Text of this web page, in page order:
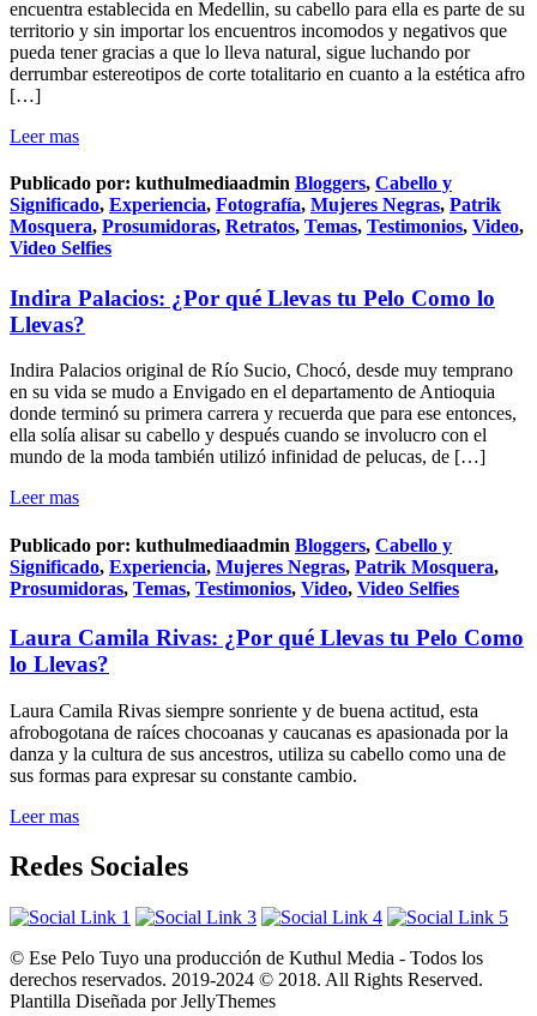
encuentra establecida en Medellin, su cabello para ella es parte de su
territorio y sin importar los encuentros incomodos y negativos que
pueda tener gracias a que lo lleva natural, sigue luchando por
derrumbar estereotipos de corte totalitario en cuanto a la estética afro
[…]
Leer mas
Publicado por: kuthulmediaadmin Bloggers, Cabello y
Significado, Experiencia, Fotografía, Mujeres Negras, Patrik
Mosquera, Prosumidoras, Retratos, Temas, Testimonios, Video,
Video Selfies
Indira Palacios: ¿Por qué Llevas tu Pelo Como lo
Llevas?
Indira Palacios original de Río Sucio, Chocó, desde muy temprano
en su vida se mudo a Envigado en el departamento de Antioquia
donde terminó su primera carrera y recuerda que para ese entonces,
ella solía alisar su cabello y después cuando se involucro con el
mundo de la moda también utilizó infinidad de pelucas, de […]
Leer mas
Publicado por: kuthulmediaadmin Bloggers, Cabello y
Significado, Experiencia, Mujeres Negras, Patrik Mosquera,
Prosumidoras, Temas, Testimonios, Video, Video Selfies
Laura Camila Rivas: ¿Por qué Llevas tu Pelo Como
lo Llevas?
Laura Camila Rivas siempre sonriente y de buena actitud, esta
afrobogotana de raíces chocoanas y caucanas es apasionada por la
danza y la cultura de sus ancestros, utiliza su cabello como una de
sus formas para expresar su constante cambio.
Leer mas
Redes Sociales
© Ese Pelo Tuyo una producción de Kuthul Media - Todos los
derechos reservados. 2019-2024 © 2018. All Rights Reserved.
Plantilla Diseñada por JellyThemes